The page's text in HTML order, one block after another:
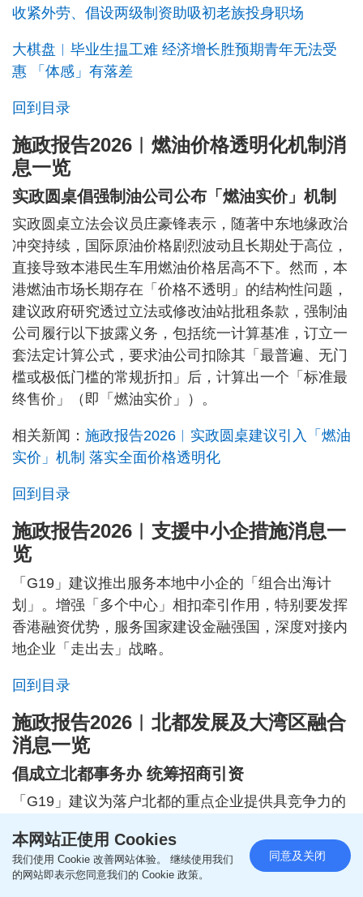
收紧外劳、倡设两级制资助吸初老族投身职场
大棋盘︱毕业生揾工难 经济增长胜预期青年无法受
惠 「体感」有落差
回到目录
施政报告2026︱燃油价格透明化机制消
息一览
实政圆桌倡强制油公司公布「燃油实价」机制
实政圆桌立法会议员庄豪锋表示，随著中东地缘政治
冲突持续，国际原油价格剧烈波动且长期处于高位，
直接导致本港民生车用燃油价格居高不下。然而，本
港燃油市场长期存在「价格不透明」的结构性问题，
建议政府研究透过立法或修改油站批租条款，强制油
公司履行以下披露义务，包括统一计算基准，订立一
套法定计算公式，要求油公司扣除其「最普遍、无门
槛或极低门槛的常规折扣」后，计算出一个「标准最
终售价」（即「燃油实价」）。
相关新闻： 施政报告2026︱实政圆桌建议引入「燃油
实价」机制 落实全面价格透明化
回到目录
施政报告2026︱支援中小企措施消息一
览
「G19」建议推出服务本地中小企的「组合出海计
划」。增强「多个中心」相扣牵引作用，特别要发挥
香港融资优势，服务国家建设金融强国，深度对接内
地企业「走出去」战略。
回到目录
施政报告2026︱北都发展及大湾区融合
消息一览
倡成立北都事务办 统筹招商引资
「G19」建议为落户北都的重点企业提供具竞争力的
服务，灵活处理土地面积和科研场地需求，避免因土
地供应「空窗期」导致企业流失。用好北都专属法
本网站正使用 Cookies
我们使用 Cookie 改善网站体验。 继续使用我们
的网站即表示您同意我们的 Cookie 政策。
同意及关闭